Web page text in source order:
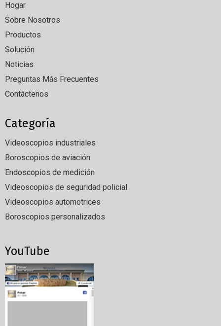
Hogar
Sobre Nosotros
Productos
Solución
Noticias
Preguntas Más Frecuentes
Contáctenos
Categoría
Videoscopios industriales
Boroscopios de aviación
Endoscopios de medición
Videoscopios de seguridad policial
Videoscopios automotrices
Boroscopios personalizados
YouTube